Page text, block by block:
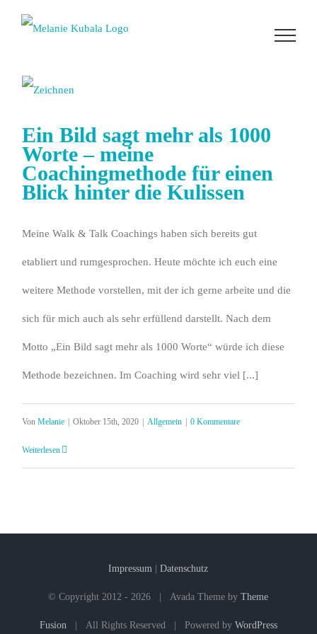
Ein Bild sagt mehr als 1000
Worte – meine
Coachingmethode für einen
Blick hinter die Kulissen
Meine Walk & Talk Coachings haben sich bereits gut
etabliert und rumgesprochen. Heute möchte ich euch eine
weitere Methode vorstellen, mit der ich gerne arbeite und die
sich für mich auch als sehr erfüllend darstellt. Nach dem
Motto „Ein Bild sagt mehr als 1000 Worte“ würde ich diese
Methode bezeichnen. Im Coaching wird sehr viel [...]
VonMelanie | Oktober 15th, 2020 | Allgemein | 0 Kommentare
Weiterlesen
Impressum |Datenschutz
© Copyright 2012 - 2026 | Avada Theme byTheme
Fusion | All Rights Reserved | Powered by WordPress